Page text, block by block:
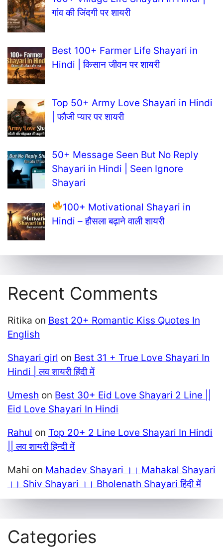
गांव की जिंदगी पर शायरी
Best 100+ Farmer Life Shayari in
Hindi | किसान जीवन पर शायरी
Top 50+ Army Love Shayari in Hindi
| फौजी प्यार पर शायरी
50+ Message Seen But No Reply
Shayari in Hindi | Seen Ignore
Shayari
100+ Motivational Shayari in
Hindi – हौसला बढ़ाने वाली शायरी
Recent Comments
Ritika on Best 20+ Romantic Kiss Quotes In
English
Shayari girl on Best 31 + True Love Shayari In
Hindi | लव शायरी हिंदी में
Umesh on Best 30+ Eid Love Shayari 2 Line ||
Eid Love Shayari In Hindi
Rahul on Top 20+ 2 Line Love Shayari In Hindi
|| लव शायरी हिन्दी में
Mahi on Mahadev Shayari ।। Mahakal Shayari
।। Shiv Shayari ।। Bholenath Shayari हिंदी में
Categories